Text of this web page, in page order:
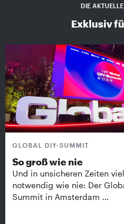
DIE
Exklusiv
GLOBAL DIY-SUMMIT
So groß wie nie
Und in unsicheren Zeiten
notwendig wie nie: Der
Summit in Amsterdam …